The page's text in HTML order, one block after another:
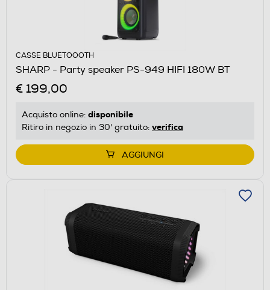
CASSE BLUETOOOTH
SHARP - Party speaker PS-949 HIFI 180W BT
€ 199,00
Acquisto online: disponibile
Ritiro in negozio in 30' gratuito: verifica
AGGIUNGI